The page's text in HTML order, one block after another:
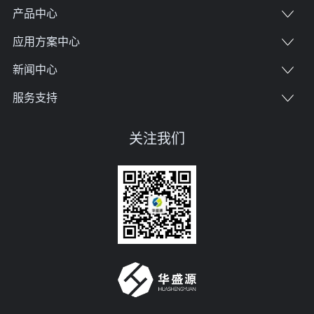
产品中心
应用方案中心
新闻中心
服务支持
关注我们